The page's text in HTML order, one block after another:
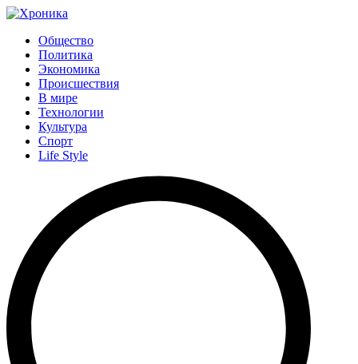
Общество
Политика
Экономика
Происшествия
В мире
Технологии
Культура
Спорт
Life Style